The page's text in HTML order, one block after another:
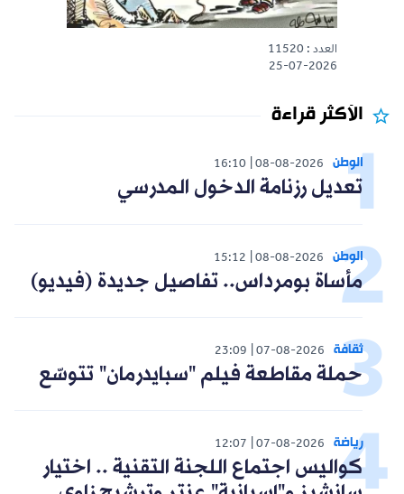
العدد : 11520
25-07-2026
الأكثر قراءة
الوطن 08-08-2026
16:10
تعديل رزنامة الدخول المدرسي
الوطن 08-08-2026
15:12
مأساة بومرداس.. تفاصيل جديدة (فيديو)
ثقافة 07-08-2026
23:09
حملة مقاطعة فيلم "سبايدرمان" تتوسّع
رياضة 07-08-2026
12:07
كواليس اجتماع اللجنة التقنية .. اختيار